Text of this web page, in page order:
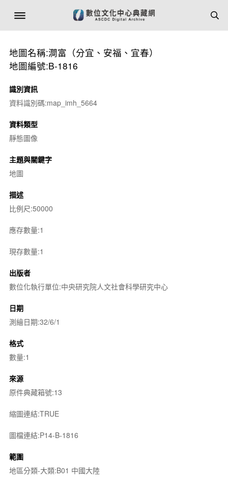
地圖名稱:澗富（分宜、安福、宜春）
地圖編號:B-1816
識別資訊
資料識別碼:map_imh_5664
資料類型
靜態圖像
主題與關鍵字
地圖
描述
比例尺:50000
應存數量:1
現存數量:1
出版者
數位化執行單位:中央研究院人文社會科學研究中心
日期
測繪日期:32/6/1
格式
數量:1
來源
原件典藏箱號:13
縮圖連結:TRUE
圖檔連結:P14-B-1816
範圍
地區分類-大類:B01 中國大陸